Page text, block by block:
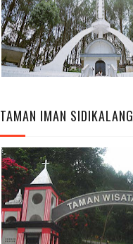
TAMAN IMAN SIDIKALANG